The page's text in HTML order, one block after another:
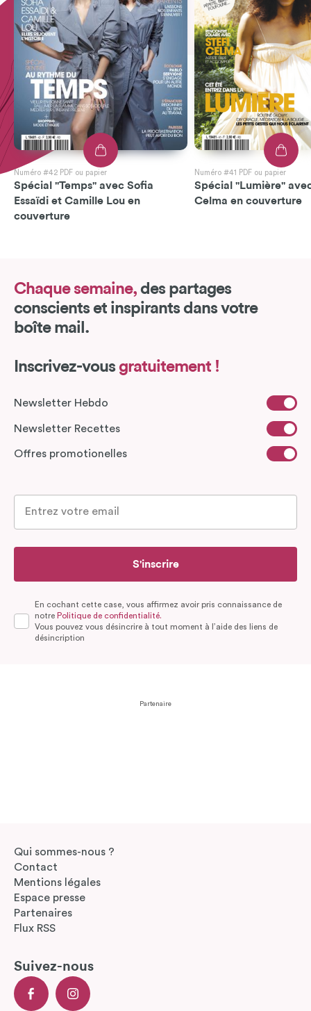
Numéro #42 PDF ou papier
Spécial "Temps" avec Sofia
Essaïdi et Camille Lou en
couverture
Numéro #41 PDF ou papier
Spécial "Lumière"
Celma en couverture
Chaque semaine, des partages
conscients et inspirants dans votre
boîte mail.
Inscrivez-vous gratuitement !
Newsletter Hebdo
Newsletter Recettes
Offres promotionelles
S'inscrire
En cochant cette case, vous affirmez avoir pris connaissance de
notre Politique de confidentialité.
Vous pouvez vous désincrire à tout moment à l’aide des liens de
désincription
Partenaire
Qui sommes-nous ?
Contact
Mentions légales
Espace presse
Partenaires
Flux RSS
Suivez-nous